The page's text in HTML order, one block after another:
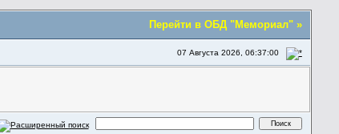
Перейти в ОБД "Мемориал" »
07 Августа 2026, 06:37:00